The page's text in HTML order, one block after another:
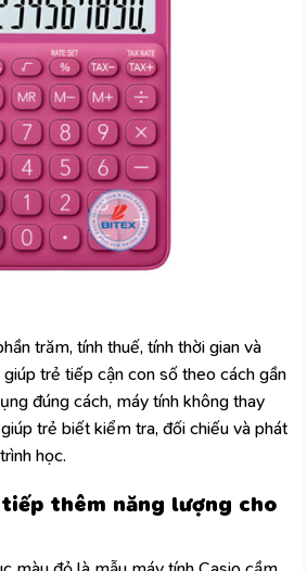
trăm, tính thuế, tính thời gian và
trẻ tiếp cận con số theo cách gần
đúng cách, máy tính không thay
trẻ biết kiểm tra, đối chiếu và phát
học.
thêm năng lượng cho